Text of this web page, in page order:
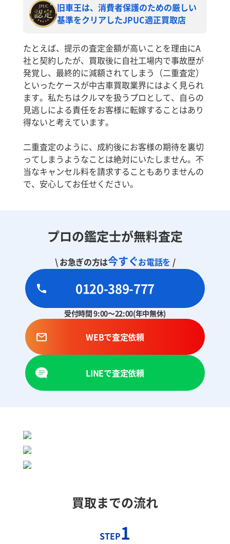
旧車王は、消費者保護のための厳しい
基準をクリアしたJPUC適正買取店
たとえば、提示の査定金額が高いことを理由にA
社と契約したが、買取後に自社工場内で事故歴が
発覚し、最終的に減額されてしまう（二重査定）
といったケースが中古車買取業界にはよく見られ
ます。私たちはクルマを扱うプロとして、自らの
見逃しによる責任をお客様に転嫁することはあり
得ないと考えています。
二重査定のように、成約後にお客様の期待を裏切
ってしまうようなことは絶対にいたしません。不
当なキャンセル料を請求することもありませんの
で、安心してお任せください。
プロの鑑定士が無料査定
\ お急ぎの方は今すぐお電話を /
0120-389-777
受付時間 9:00～22:00(年中無休)
WEBで査定依頼
LINEで査定依頼
買取までの流れ
STEP1